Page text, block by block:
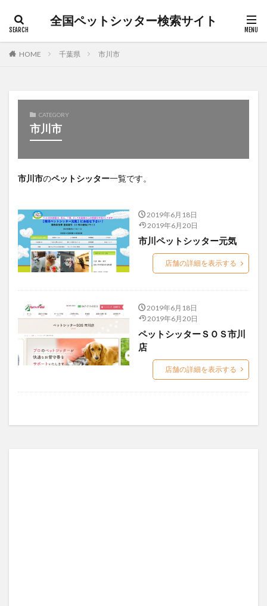
全国ペットシッター検索サイト
HOME 千葉県 市川市
CATEGORY
市川市
市川市のペットシッター一覧です。
2019年6月18日
2019年6月20日
市川ペットシッター元気
店舗の詳細を表示する
2019年6月18日
2019年6月20日
ペットシッターＳＯＳ市川
店
店舗の詳細を表示する
カテゴリー
キャットシッター
枚方市
草加市
長野市 日高市
ペット介護
ペット訪問介護 上尾市
入間市
全国ペットシッター検索サイト
北佐久郡
所沢市
和光市 堺市北区
大田区
宇都宮市
宮前区 川口市 座間市 飯能市
検索